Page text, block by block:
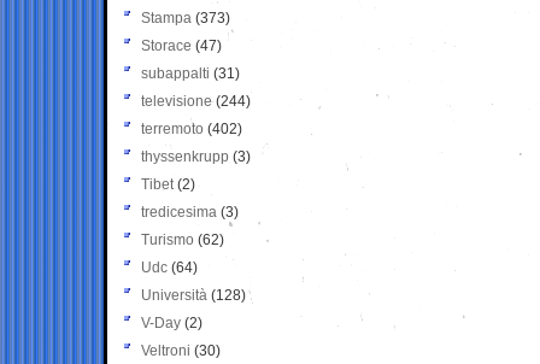
Stampa (373)
Storace (47)
subappalti (31)
televisione(244)
terremoto (402)
thyssenkrupp (3)
Tibet(2)
tredicesima (3)
Turismo (62)
Udc (64)
Università (128)
V-Day (2)
Veltroni (30)